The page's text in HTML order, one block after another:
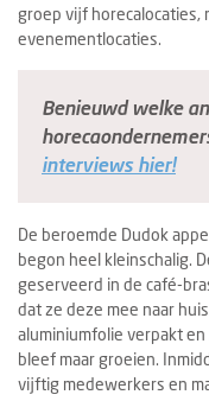
groep vijf horecalocaties,
evenementlocaties.
Benieuwd welke
interviews hier!
De beroemde Dudok
begon heel kleinschalig.
geserveerd in de café-
dat ze deze mee naar
aluminiumfolie verpakt
bleef maar groeien.
vijftig medewerkers en